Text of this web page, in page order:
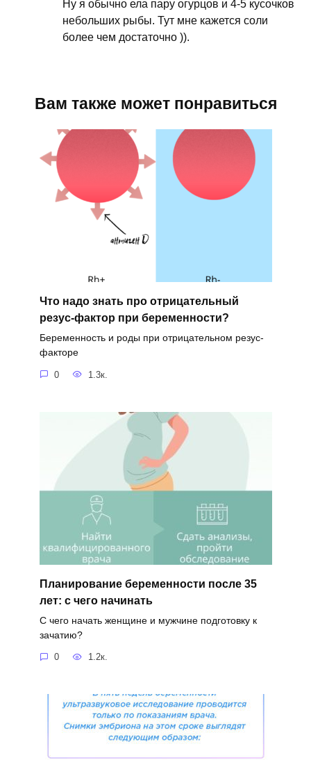
Ну я обычно ела пару огурцов и 4-5 кусочков
небольших рыбы. Тут мне кажется соли
более чем достаточно )).
Вам также может понравиться
Что надо знать про отрицательный
резус-фактор при беременности?
Беременность и роды при отрицательном резус-
факторе
0 1.3к.
Планирование беременности после 35
лет: с чего начинать
С чего начать женщине и мужчине подготовку к
зачатию?
0 1.2к.